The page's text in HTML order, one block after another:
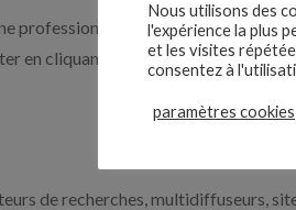
professionnelle de l’aide à domicile
en cliquant sur le bouton ci-dessous.
de recherches, multidiffuseurs,
Nous utilisons des
l'expérience la plus
et les visites
consentez à
paramètres cookies